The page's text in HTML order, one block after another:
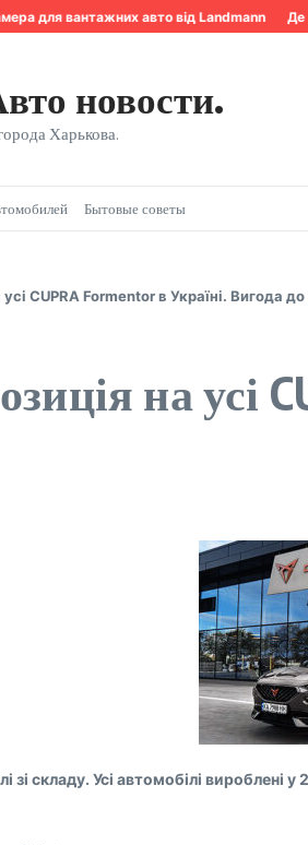
для вантажних авто від Landmann Де
новости.
Харькова.
Бытовые советы
CUPRA Formentor в Україні. Вигода
на усі
зі складу. Усі автомобілі вироблені